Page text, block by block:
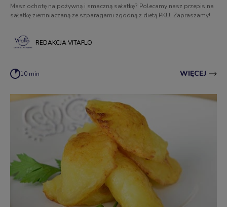
Masz ochotę na pożywną i smaczną sałatkę? Polecamy nasz przepis na
sałatkę ziemniaczaną ze szparagami zgodną z dietą PKU. Zapraszamy!
REDAKCJA VITAFLO
10 min WIĘCEJ